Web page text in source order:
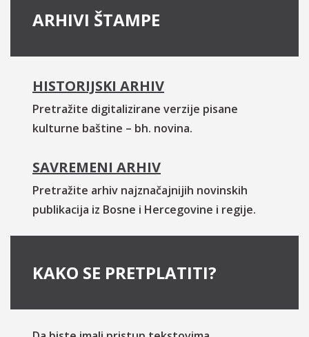
ARHIVI ŠTAMPE
HISTORIJSKI ARHIV
Pretražite digitalizirane verzije pisane
kulturne baštine – bh. novina.
SAVREMENI ARHIV
Pretražite arhiv najznačajnijih novinskih
publikacija iz Bosne i Hercegovine i regije.
KAKO SE PRETPLATITI?